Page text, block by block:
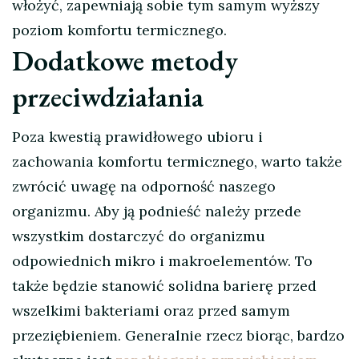
włożyć, zapewniają sobie tym samym wyższy
poziom komfortu termicznego.
Dodatkowe metody
przeciwdziałania
Poza kwestią prawidłowego ubioru i
zachowania komfortu termicznego, warto także
zwrócić uwagę na odporność naszego
organizmu. Aby ją podnieść należy przede
wszystkim dostarczyć do organizmu
odpowiednich mikro i makroelementów. To
także będzie stanowić solidna barierę przed
wszelkimi bakteriami oraz przed samym
przeziębieniem. Generalnie rzecz biorąc, bardzo